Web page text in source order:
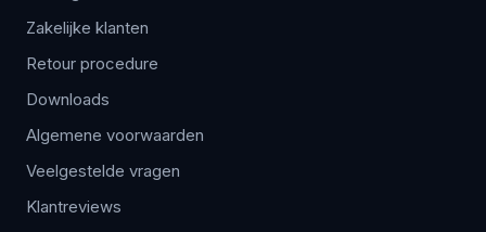
Zakelijke klanten
Retour procedure
Downloads
Algemene voorwaarden
Veelgestelde vragen
Klantreviews